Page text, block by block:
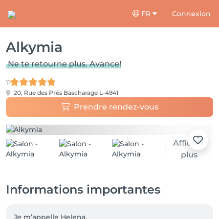
FR Connexion
Alkymia
Ne te retourne plus. Avance!
11
20, Rue des Prés Bascharage L-4941
Prendre rendez-vous
Afficher
plus
Informations importantes
Je m’appelle Helena.